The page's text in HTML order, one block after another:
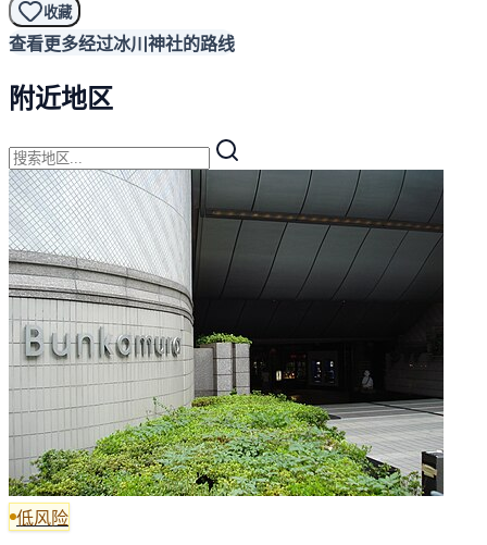
收藏
查看更多经过冰川神社的路线
附近地区
低风险